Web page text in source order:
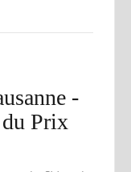
-
Prix